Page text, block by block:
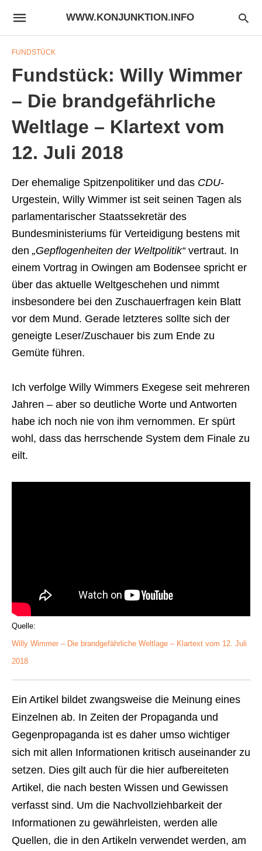
WWW.KONJUNKTION.INFO
FUNDSTÜCK
Fundstück: Willy Wimmer
– Die brandgefährliche
Weltlage – Klartext vom
12. Juli 2018
Der ehemalige Spitzenpolitiker und das CDU-
Urgestein, Willy Wimmer ist seit seinen Tagen als
parlamentarischer Staatssekretär des
Bundesministeriums für Verteidigung bestens mit
den „Gepflogenheiten der Weltpolitik“vertraut. In
einem Vortrag in Owingen am Bodensee spricht er
über das aktuelle Weltgeschehen und nimmt
insbesondere bei den Zuschauerfragen kein Blatt
vor dem Mund. Gerade letzteres sollte sich der
geneigte Leser/Zuschauer bis zum Ende zu
Gemüte führen.
Ich verfolge Willy Wimmers Exegese seit mehreren
Jahren – aber so deutliche Worte und Antworten
habe ich noch nie von ihm vernommen. Er spürt
wohl, dass das herrschende System dem Finale zu
eilt.
Quelle:
Willy Wimmer – Die brandgefährliche Weltlage – Klartext vom 12. Juli
2018
Ein Artikel bildet zwangsweise die Meinung eines
Einzelnen ab. In Zeiten der Propaganda und
Gegenpropaganda ist es daher umso wichtiger
sich mit allen Informationen kritisch auseinander zu
setzen. Dies gilt auch für die hier aufbereiteten
Artikel, die nach besten Wissen und Gewissen
verfasst sind. Um die Nachvollziehbarkeit der
Informationen zu gewährleisten, werden alle
Quellen, die in den Artikeln verwendet werden, am